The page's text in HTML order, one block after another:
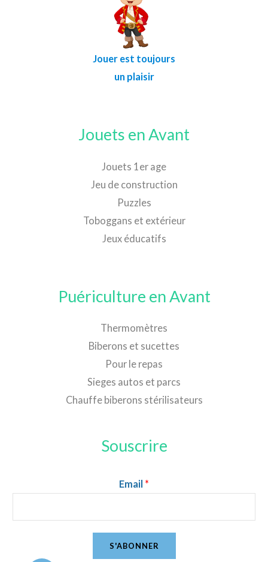
Jouer est toujours
un plaisir
Jouets en Avant
Jouets 1er age
Jeu de construction
Puzzles
Toboggans et extérieur
Jeux éducatifs
Puériculture en Avant
Thermomètres
Biberons et sucettes
Pour le repas
Sieges autos et parcs
Chauffe biberons stérilisateurs
Souscrire
Email *
S'ABONNER